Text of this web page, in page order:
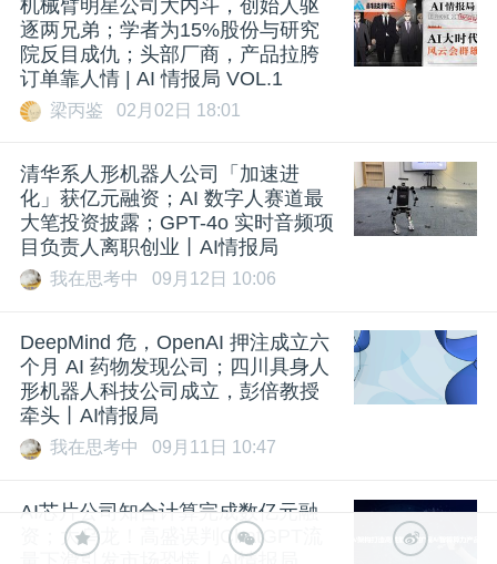
机械臂明星公司大内斗，创始人驱
逐两兄弟；学者为15%股份与研究
院反目成仇；头部厂商，产品拉胯
订单靠人情 | AI 情报局 VOL.1
梁丙鉴 02月02日 18:01
清华系人形机器人公司「加速进
化」获亿元融资；AI 数字人赛道最
大笔投资披露；GPT-4o 实时音频项
目负责人离职创业丨AI情报局
我在思考中 09月12日 10:06
DeepMind 危，OpenAI 押注成立六
个月 AI 药物发现公司；四川具身人
形机器人科技公司成立，彭倍教授
牵头丨AI情报局
我在思考中 09月11日 10:47
AI芯片公司知合计算完成数亿元融
资；大乌龙！高盛误判ChatGPT流